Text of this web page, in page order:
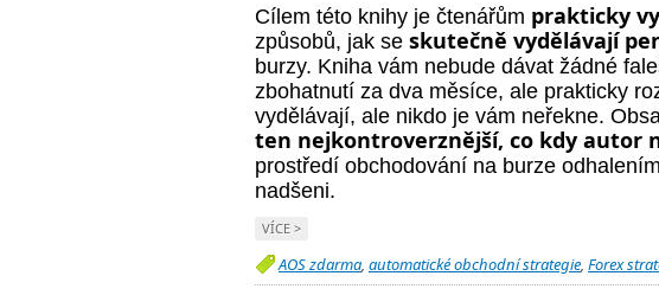
Cílem této knihy je čtenářům prakticky
způsobů, jak se skutečně vydělávají
burzy. Kniha vám nebude dávat žádné
zbohatnutí za dva měsíce, ale prakticky
vydělávají, ale nikdo je vám neřekne.
ten nejkontroverznější, co kdy autor
prostředí obchodování na burze
nadšeni.
VÍCE >
AOS zdarma, automatické obchodní strategie, Forex